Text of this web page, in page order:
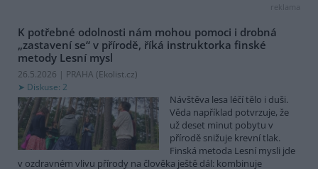
reklama
K potřebné odolnosti nám mohou pomoci i drobná
„zastavení se“ v přírodě, říká instruktorka finské
metody Lesní mysl
26.5.2026 | PRAHA (Ekolist.cz)
Diskuse: 2
Návštěva lesa léčí tělo i duši.
Věda například potvrzuje, že
už deset minut pobytu v
přírodě snižuje krevní tlak.
Finská metoda Lesní mysli jde
v ozdravném vlivu přírody na člověka ještě dál: kombinuje